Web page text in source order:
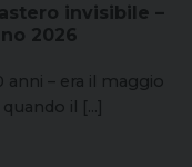
invisibile –
2026
anni – era il maggio
il [...]